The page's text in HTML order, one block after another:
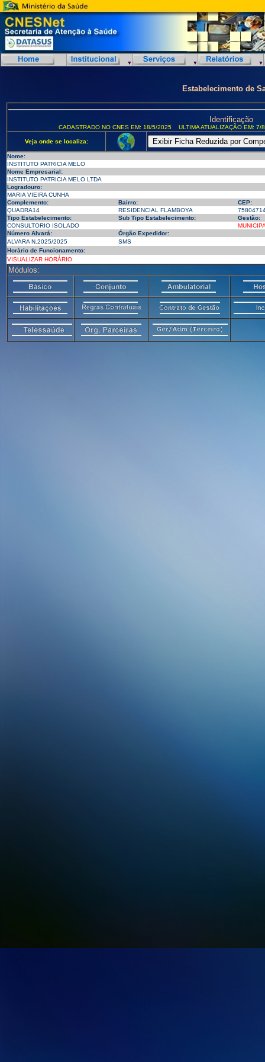
Estabelecimento de
Identificação
CADASTRADO NO CNES EM: 18/5/2025 ULTIMA ATUALIZAÇÃO EM:
Veja onde se localiza:
Nome:
INSTITUTO PATRICIA MELO
Nome Empresarial:
INSTITUTO PATRICIA MELO LTDA
Logradouro:
MARIA VIEIRA CUNHA
Complemento:
Bairro:
CEP:
QUADRA14
RESIDENCIAL FLAMBOYA
Tipo Estabelecimento:
Sub Tipo Estabelecimento:
Gestão:
CONSULTORIO ISOLADO
Número Alvará:
Órgão Expedidor:
ALVARA N.2025/2025
SMS
Horário de Funcionamento:
VISUALIZAR HORÁRIO
Módulos: